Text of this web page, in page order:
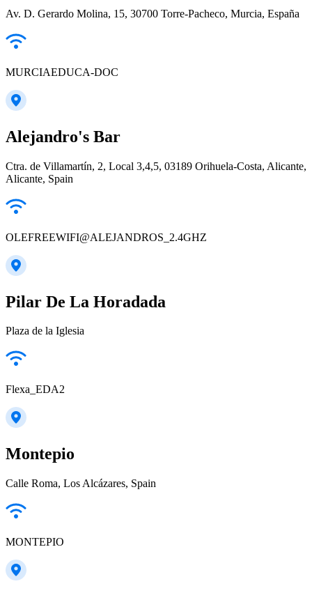
Av. D. Gerardo Molina, 15, 30700 Torre-Pacheco, Murcia, España
MURCIAEDUCA-DOC
Alejandro's Bar
Ctra. de Villamartín, 2, Local 3,4,5, 03189 Orihuela-Costa, Alicante,
Alicante, Spain
OLEFREEWIFI@ALEJANDROS_2.4GHZ
Pilar De La Horadada
Plaza de la Iglesia
Flexa_EDA2
Montepio
Calle Roma, Los Alcázares, Spain
MONTEPIO